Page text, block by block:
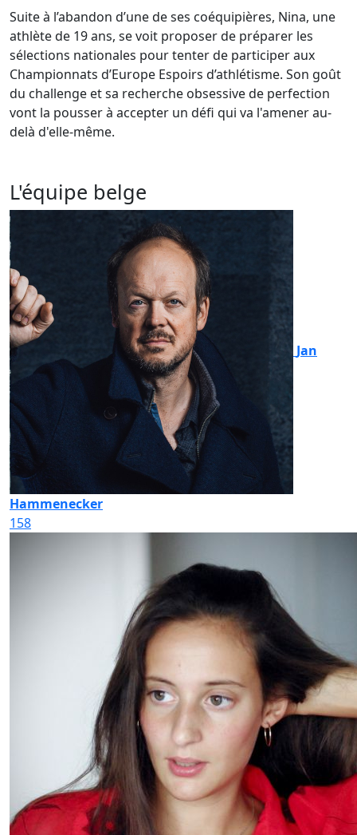
Suite à l’abandon d’une de ses coéquipières, Nina, une
athlète de 19 ans, se voit proposer de préparer les
sélections nationales pour tenter de participer aux
Championnats d’Europe Espoirs d’athlétisme. Son goût
du challenge et sa recherche obsessive de perfection
vont la pousser à accepter un défi qui va l'amener au-
delà d'elle-même.
L'équipe belge
Jan
Hammenecker
158